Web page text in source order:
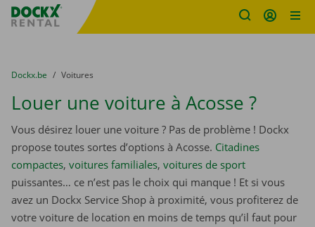
sitename
You are here:
du
Dockx.be to
Voitures
Louer une voiture à Acosse ?
Vous désirez louer une voiture ? Pas de problème ! Dockx
propose toutes sortes d’options à Acosse. Citadines
compactes, voitures familiales, voitures de sport
puissantes… ce n’est pas le choix qui manque ! Et si vous
avez un Dockx Service Shop à proximité, vous profiterez de
votre voiture de location en moins de temps qu’il faut pour